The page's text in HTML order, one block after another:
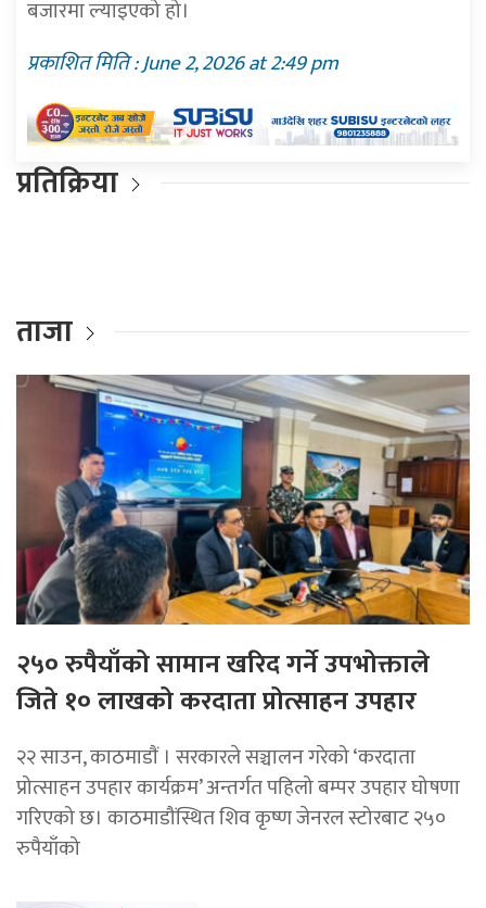
बजारमा ल्याइएको हो।
प्रकाशित मिति : June 2, 2026 at 2:49 pm
प्रतिक्रिया
ताजा
२५० रुपैयाँको सामान खरिद गर्ने उपभोक्ताले
जिते १० लाखको करदाता प्रोत्साहन उपहार
२२ साउन, काठमाडाैं । सरकारले सञ्चालन गरेको ‘करदाता
प्रोत्साहन उपहार कार्यक्रम’ अन्तर्गत पहिलो बम्पर उपहार घोषणा
गरिएको छ। काठमाडौंस्थित शिव कृष्ण जेनरल स्टोरबाट २५०
रुपैयाँको